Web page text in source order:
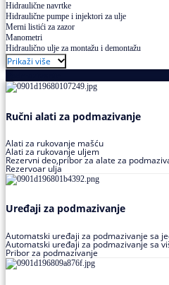
Hidraulične navrtke
Hidraulične pumpe i injektori za ulje
Merni listići za zazor
Manometri
Hidraulično ulje za montažu i demontažu
Prikaži više
Ručni alati za podmazivanje
Alati za rukovanje mašću
Alati za rukovanje uljem
Rezervni deo,pribor za alate za
Rezervoar ulja
Uređaji za podmazivanje
Automatski uređaji za podmazivanje sa
Automatski uređaji za podmazivanje sa
Pribor za podmazivanje